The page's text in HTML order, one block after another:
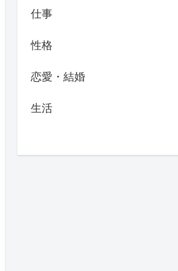
仕事
性格
恋愛・結婚
生活